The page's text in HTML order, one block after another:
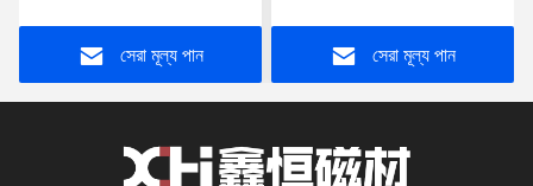
সেরা মূল্য পান
75mm প্যাকেজ আকার
সেরা মূল্য পান